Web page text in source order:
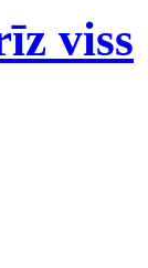
viss